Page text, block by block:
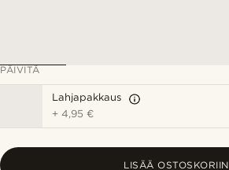
PÄIVITÄ
Lahjapakkaus
+4,95 €
LISÄÄ OSTOSKORIIN